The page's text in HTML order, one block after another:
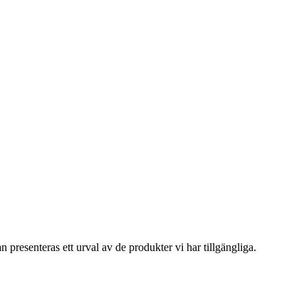
presenteras ett urval av de produkter vi har tillgängliga.